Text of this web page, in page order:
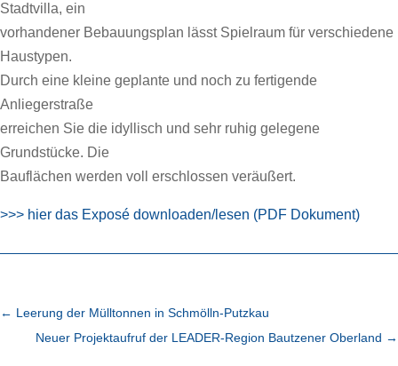
Stadtvilla, ein
vorhandener Bebauungsplan lässt Spielraum für verschiedene
Haustypen.
Durch eine kleine geplante und noch zu fertigende
Anliegerstraße
erreichen Sie die idyllisch und sehr ruhig gelegene
Grundstücke. Die
Bauflächen werden voll erschlossen veräußert.
>>> hier das Exposé downloaden/lesen (PDF Dokument)
← Leerung der Mülltonnen in Schmölln-Putzkau
Neuer Projektaufruf der LEADER-Region Bautzener Oberland →